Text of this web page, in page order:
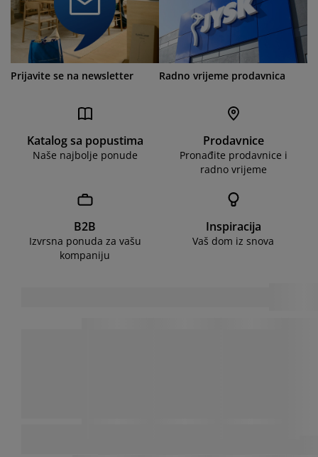
Prijavite se na newsletter Radno vrijeme prodavnica
Katalog sa popustima
Naše najbolje ponude
Prodavnice
Pronađite prodavnice i
radno vrijeme
B2B
Izvrsna ponuda za vašu
kompaniju
Inspiracija
Vaš dom iz snova